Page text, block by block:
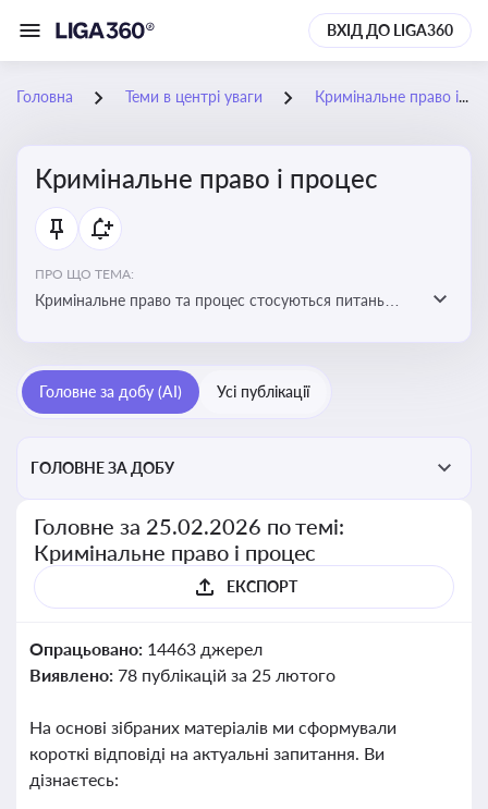
ВХІД ДО LIGA360
Головна Теми в центрі уваги Кримінальне право і процес
Кримінальне право і процес
ПРО ЩО ТЕМА:
Кримінальне право та процес стосуються питань
Головне за добу (AI) Усі публікації
ГОЛОВНЕ ЗА ДОБУ
Головне за 25.02.2026 по темі:
Кримінальне право і процес
ЕКСПОРТ
Опрацьовано: 14463 джерел
Виявлено: 78 публікацій за 25 лютого
На основі зібраних матеріалів ми сформували
короткі відповіді на актуальні запитання. Ви
дізнаєтесь: